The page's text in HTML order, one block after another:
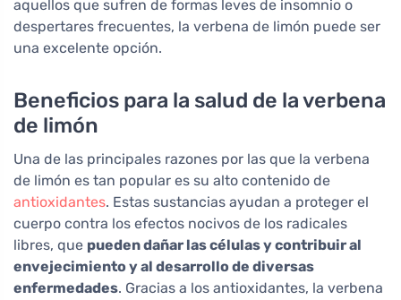
aquellos que sufren de formas leves de insomnio o
despertares frecuentes, la verbena de limón puede ser
una excelente opción.
Beneficios para la salud de la verbena
de limón
Una de las principales razones por las que la verbena
de limón es tan popular es su alto contenido de
antioxidantes. Estas sustancias ayudan a proteger el
cuerpo contra los efectos nocivos de los radicales
libres, que pueden dañar las células y contribuir al
envejecimiento y al desarrollo de diversas
enfermedades. Gracias a los antioxidantes, la verbena